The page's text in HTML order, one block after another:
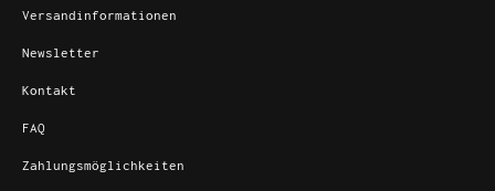
Versandinformationen
Newsletter
Kontakt
FAQ
Zahlungsmöglichkeiten